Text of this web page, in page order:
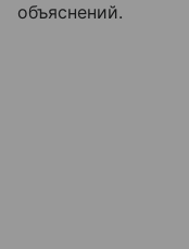
объяснений.